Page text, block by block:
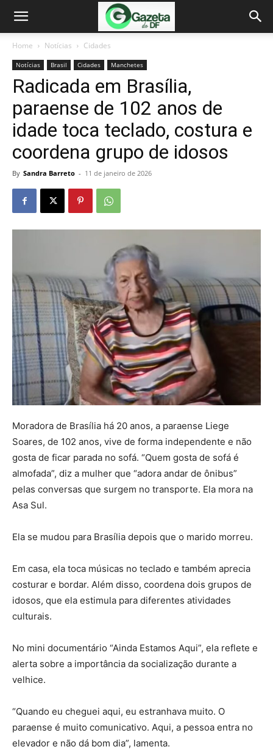
Home Notícias Cidades
Notícias Brasil Cidades Manchetes
Radicada em Brasília,
paraense de 102 anos de
idade toca teclado, costura e
coordena grupo de idosos
By Sandra Barreto - 11 de janeiro de 2026
Moradora de Brasília há 20 anos, a paraense Liege
Soares, de 102 anos, vive de forma independente e não
gosta de ficar parada no sofá. “Quem gosta de sofá é
almofada”, diz a mulher que “adora andar de ônibus”
pelas conversas que surgem no transporte. Ela mora na
Asa Sul.
Ela se mudou para Brasília depois que o marido morreu.
Em casa, ela toca músicas no teclado e também aprecia
costurar e bordar. Além disso, coordena dois grupos de
idosos, que ela estimula para diferentes atividades
culturais.
No mini documentário “Ainda Estamos Aqui”, ela reflete e
alerta sobre a importância da socialização durante a
velhice.
“Quando eu cheguei aqui, eu estranhava muito. O
paraense é muito comunicativo. Aqui, a pessoa entra no
elevador e não dá bom dia”, lamenta.